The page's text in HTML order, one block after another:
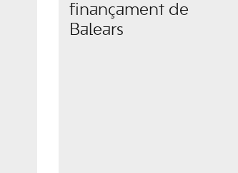
finançament de
Balears